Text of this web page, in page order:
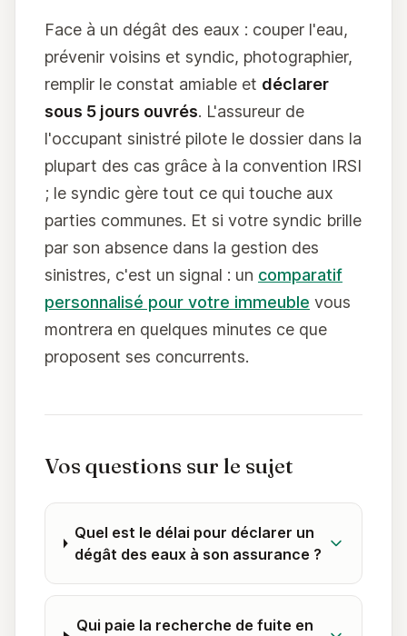
Face à un dégât des eaux : couper l'eau,
prévenir voisins et syndic, photographier,
remplir le constat amiable et déclarer
sous 5 jours ouvrés. L'assureur de
l'occupant sinistré pilote le dossier dans la
plupart des cas grâce à la convention IRSI
; le syndic gère tout ce qui touche aux
parties communes. Et si votre syndic brille
par son absence dans la gestion des
sinistres, c'est un signal : un comparatif
personnalisé pour votre immeuble vous
montrera en quelques minutes ce que
proposent ses concurrents.
Vos questions sur le sujet
Quel est le délai pour déclarer un
dégât des eaux à son assurance ?
Qui paie la recherche de fuite en